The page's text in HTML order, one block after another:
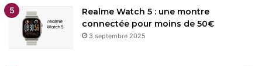
Realme Watch 5 : une montre
connectée pour moins de 50€
3 septembre 2025